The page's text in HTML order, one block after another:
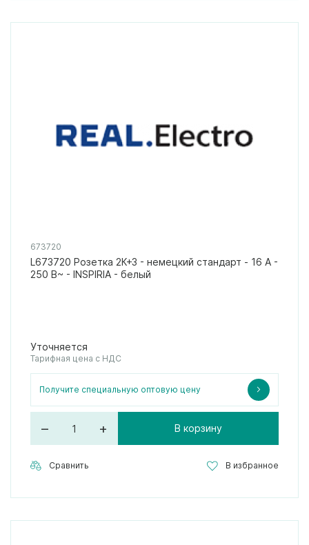
673720
L673720 Розетка 2К+З - немецкий стандарт - 16 А -
250 В~ - INSPIRIA - белый
Уточняется
Тарифная цена с НДС
Получите специальную оптовую цену
– + В корзину
Сравнить В избранное